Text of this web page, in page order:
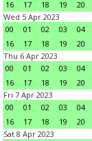
16
17 18 19 20
Wed 5 Apr 2023
00
01 02 03 04
16
17 18 19 20
Thu 6 Apr 2023
00
01 02 03 04
16
17 18 19 20
Fri 7 Apr 2023
00
01 02 03 04
16
17 18 19 20
Sat 8 Apr 2023